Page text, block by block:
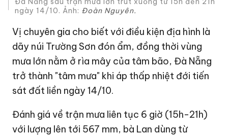
ngày 14/10. Ảnh: Đoàn Nguyên.
Vị chuyên gia cho biết với điều kiện địa hình là
dãy núi Trường Sơn đón ẩm, đồng thời vùng
mưa lớn nằm ở rìa mây của tâm bão, Đà Nẵng
trở thành "tâm mưa" khi áp thấp nhiệt đới tiến
sát đất liền ngày 14/10.
Đánh giá về trận mưa liên tục 6 giờ (15h-21h)
với lượng lên tới 567 mm, bà Lan dùng từ